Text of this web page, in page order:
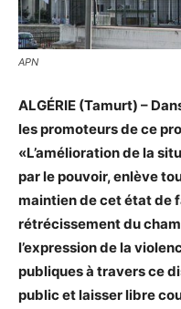
APN
ALGÉRIE (Tamurt) –
les promoteurs de ce
«L’amélioration de la
par le pouvoir, enlève
maintien de cet état de
rétrécissement du
l’expression de la
publiques à travers ce
public et laisser libre